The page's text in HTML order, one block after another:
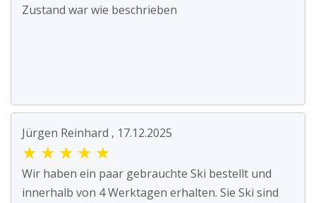
Zustand war wie beschrieben
Jürgen Reinhard , 17.12.2025
★ ★ ★ ★ ★
Wir haben ein paar gebrauchte Ski bestellt und
innerhalb von 4 Werktagen erhalten. Sie Ski sind